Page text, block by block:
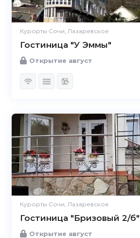
Курорты Сочи, Лазаревское
Гостиница "У Эммы"
Открытие август
Курорты Сочи, Лазаревское
Гостиница "Бризовый 2/б"
Открытие август